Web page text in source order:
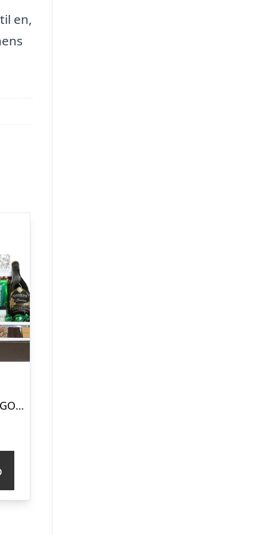
en,
Gavekurv – Stor GOD BEDRING gave med Amarone vin og danske delikatesser